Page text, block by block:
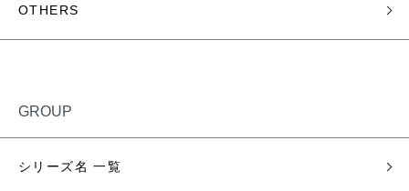
OTHERS
GROUP
シリーズ名 一覧